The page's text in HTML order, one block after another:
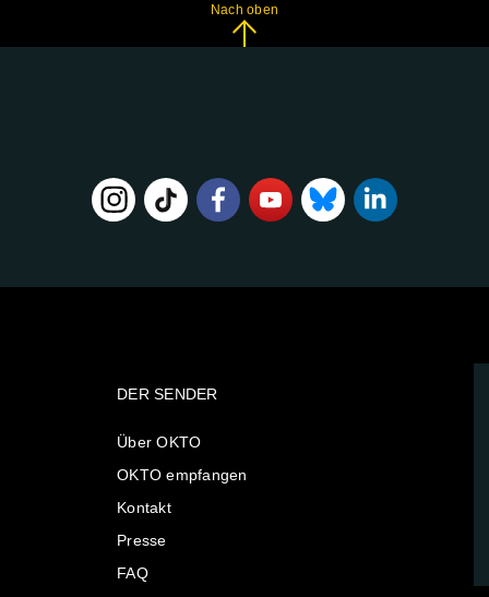
Nach oben
DER SENDER
Über OKTO
OKTO empfangen
Kontakt
Presse
FAQ